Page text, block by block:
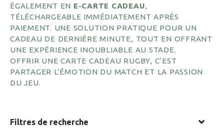
ÉGALEMENT EN E-CARTE CADEAU,
TÉLÉCHARGEABLE IMMÉDIATEMENT APRÈS
PAIEMENT. UNE SOLUTION PRATIQUE POUR UN
CADEAU DE DERNIÈRE MINUTE, TOUT EN OFFRANT
UNE EXPÉRIENCE INOUBLIABLE AU STADE.
OFFRIR UNE CARTE CADEAU RUGBY, C’EST
PARTAGER L’ÉMOTION DU MATCH ET LA PASSION
DU JEU.
Filtres de recherche